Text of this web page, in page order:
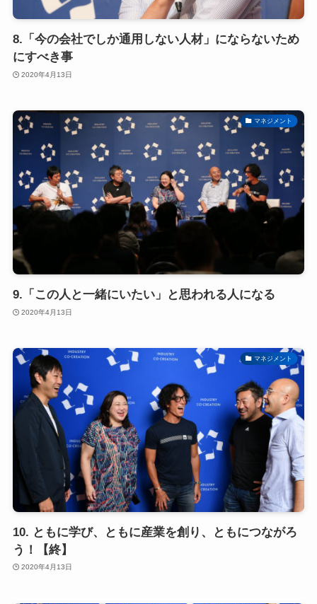
8.「今の会社でしか通用しない人材」にならないため
にすべき事
2020年4月13日
マネジメント
9.「この人と一緒にいたい」と思われる人になる
2020年4月13日
マネジメント
10. ともに学び、ともに産業を創り、ともにつながろ
う！【終】
2020年4月13日